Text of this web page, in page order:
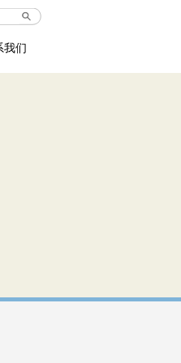
我们